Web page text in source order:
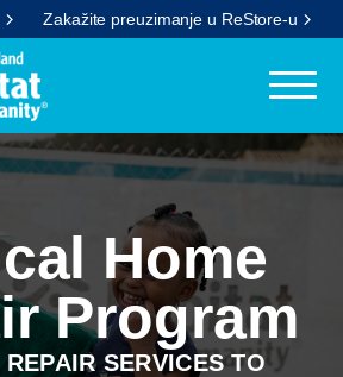
Zakažite preuzimanje u ReStore-u
Home
Program
SERVICES TO